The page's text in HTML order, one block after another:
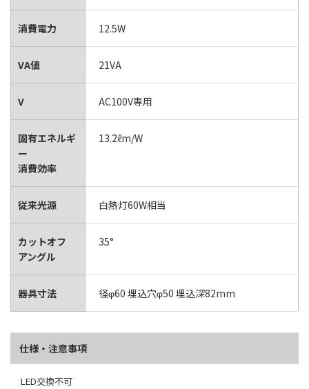
消費電力 12.5W
VA値 21VA
V AC100V専用
固有エネルギ
ー
消費効率
13.2ℓm/W
従来光源 白熱灯60W相当
カットオフ
アングル
35°
器具寸法 径φ60 埋込穴φ50 埋込深82mm
仕様・注意事項
LED交換不可